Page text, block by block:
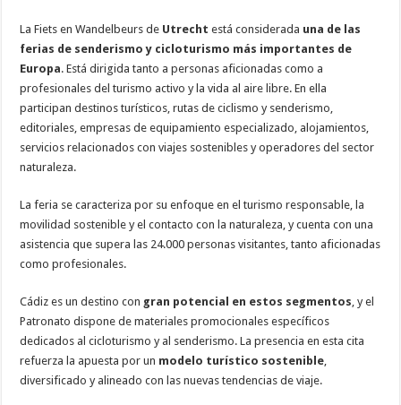
La Fiets en Wandelbeurs de Utrechtestá considerada una de las
ferias de senderismo y cicloturismo más importantes de
Europa. Está dirigida tanto a personas aficionadas como a
profesionales del turismo activo y la vida al aire libre. En ella
participan destinos turísticos, rutas de ciclismo y senderismo,
editoriales, empresas de equipamiento especializado, alojamientos,
servicios relacionados con viajes sostenibles y operadores del sector
naturaleza.
La feria se caracteriza por su enfoque en el turismo responsable, la
movilidad sostenible y el contacto con la naturaleza, y cuenta con una
asistencia que supera las 24.000 personas visitantes, tanto aficionadas
como profesionales.
Cádiz es un destino con gran potencial en estos segmentos, y el
Patronato dispone de materiales promocionales específicos
dedicados al cicloturismo y al senderismo. La presencia en esta cita
refuerza la apuesta por un modelo turístico sostenible,
diversificado y alineado con las nuevas tendencias de viaje.